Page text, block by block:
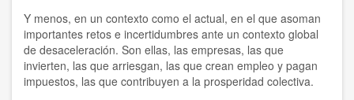
Y menos, en un contexto como el actual, en el que asoman
importantes retos e incertidumbres ante un contexto global
de desaceleración. Son ellas, las empresas, las que
invierten, las que arriesgan, las que crean empleo y pagan
impuestos, las que contribuyen a la prosperidad colectiva.